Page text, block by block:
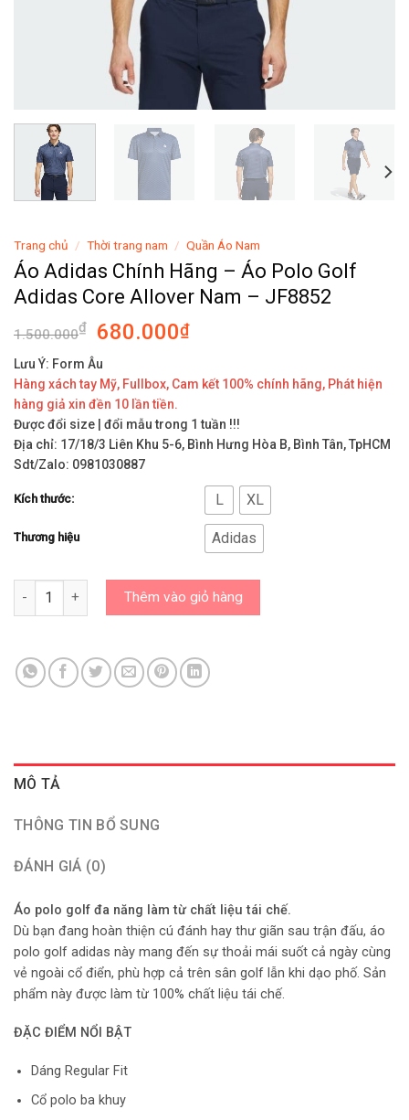
Trang chủ / Thời trang nam / Quần Áo Nam
Áo Adidas Chính Hãng – Áo Polo Golf
Adidas Core Allover Nam – JF8852
1.500.000₫ 680.000₫
Lưu Ý: Form Âu
Hàng xách tay Mỹ, Fullbox, Cam kết 100% chính hãng, Phát hiện
hàng giả xin đền 10 lần tiền.
Được đổi size | đổi mẫu trong 1 tuần !!!
Địa chỉ: 17/18/3 Liên Khu 5-6, Bình Hưng Hòa B, Bình Tân, TpHCM
Sdt/Zalo: 0981030887
Kích thước: L XL
Thương hiệu Adidas
Áo Adidas Chính Hãng – Áo Polo Golf Adidas Core Allover
Thêm vào giỏ hàng
MÔ TẢ
THÔNG TIN BỔ SUNG
ĐÁNH GIÁ (0)
Áo polo golf đa năng làm từ chất liệu tái chế.
Dù bạn đang hoàn thiện cú đánh hay thư giãn sau trận đấu, áo
polo golf adidas này mang đến sự thoải mái suốt cả ngày cùng
vẻ ngoài cổ điển, phù hợp cả trên sân golf lẫn khi dạo phố. Sản
phẩm này được làm từ 100% chất liệu tái chế.
ĐẶC ĐIỂM NỔI BẬT
Dáng Regular Fit
Cổ polo ba khuy